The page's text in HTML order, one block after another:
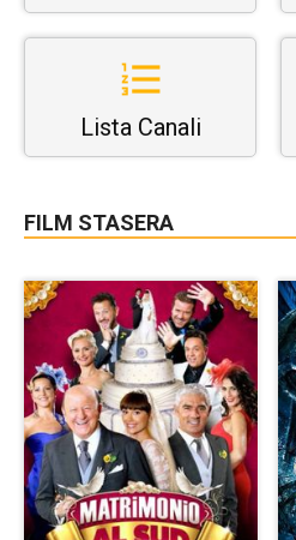
Lista Canali
FILM STASERA